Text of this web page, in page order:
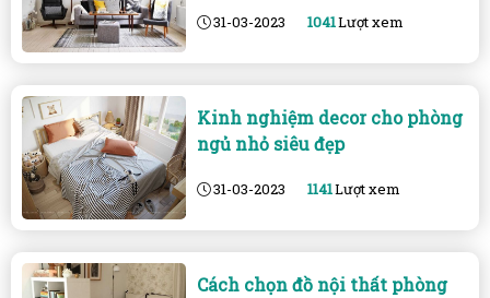
31-03-2023 1041Lượt xem
Kinh nghiệm decor cho phòng
ngủ nhỏ siêu đẹp
31-03-2023 1141Lượt xem
Cách chọn đồ nội thất phòng